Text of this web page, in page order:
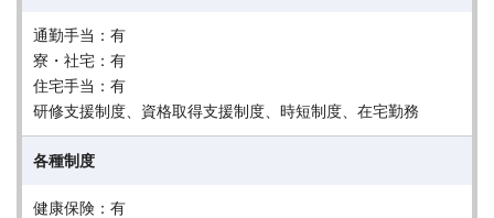
通勤手当：有
寮・社宅：有
住宅手当：有
研修支援制度、資格取得支援制度、時短制度、在宅勤務
各種制度
健康保険：有